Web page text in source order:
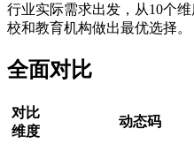
行业实际需求出发，从10个
校和教育机构做出最优选择。
全面对比
对比
维度
动态码